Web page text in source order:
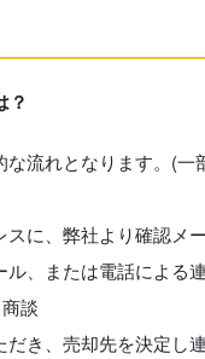
？
流れとなります。(
に、弊社より確認メ
ル、または電話による
談
だき、売却先を決定し